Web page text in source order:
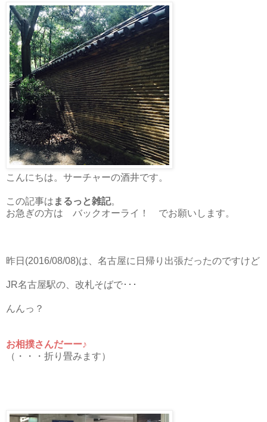
こんにちは。サーチャーの酒井です。
この記事は まるっと雑記。
お急ぎの方は バックオーライ！ でお願いします。
昨日(2016/08/08)は、名古屋に日帰り出張だったのですけど
JR名古屋駅の、改札そばで･･･
んんっ？
お相撲さんだーー♪
（・・・折り畳みます）